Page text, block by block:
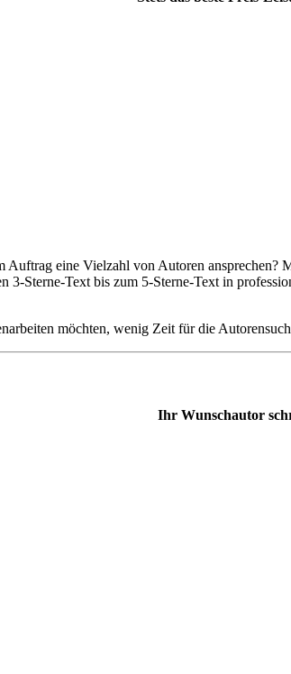
eine Vielzahl von Autoren
3-Sterne-Text bis zum 5-Sterne-Text in
möchten, wenig Zeit für die
Ihr Wunschautor